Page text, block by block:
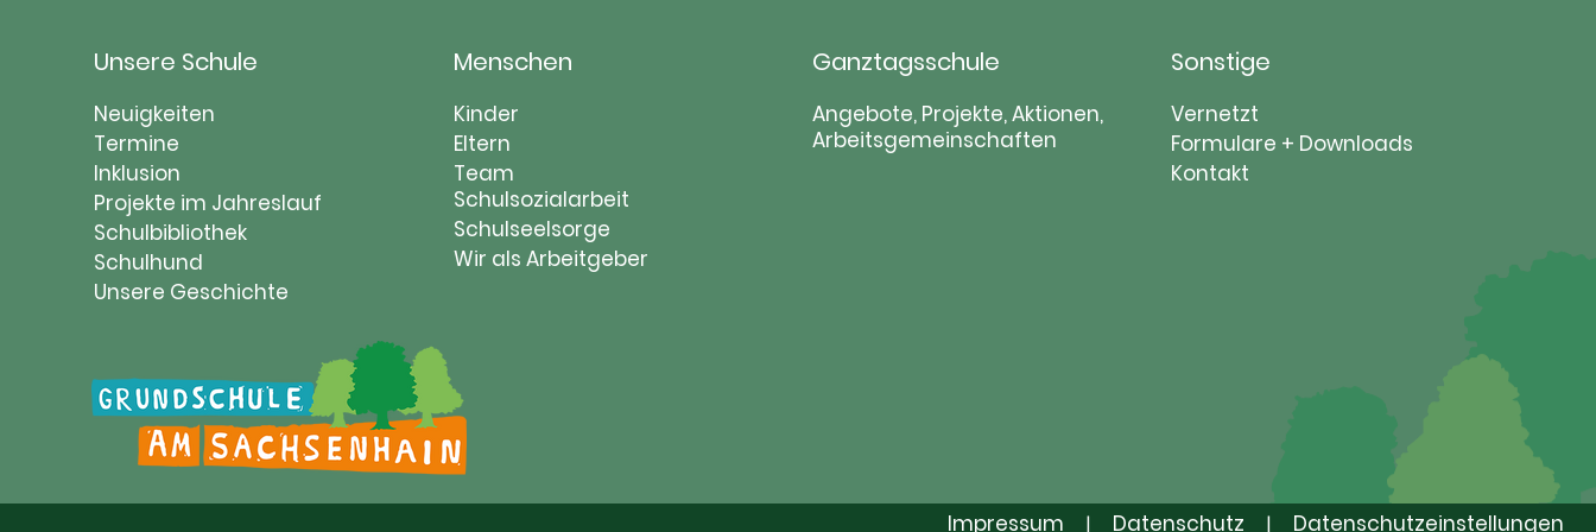
Unsere Schule
Navigation
überspringen
Neuigkeiten
Termine
Inklusion
Projekte im Jahreslauf
Schulbibliothek
Schulhund
Unsere Geschichte
Menschen
Navigation
überspringen
Kinder
Eltern
Team
Schulsozialarbeit
Schulseelsorge
Wir als Arbeitgeber
Ganztagsschule
Navigation
überspringen
Angebote, Projekte, Aktionen,
Arbeitsgemeinschaften
Sonstige
Navigation
überspringen
Vernetzt
Formulare + Downloads
Kontakt
Impressum | Datenschutz | Datenschutzeinstellungen